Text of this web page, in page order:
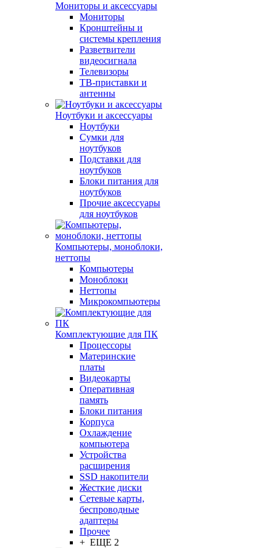
Мониторы и аксессуары
Мониторы
Кронштейны и
системы крепления
Разветвители
видеосигнала
Телевизоры
ТВ-приставки и
антенны
Ноутбуки и аксессуары
Ноутбуки
Сумки для
ноутбуков
Подставки для
ноутбуков
Блоки питания для
ноутбуков
Прочие аксессуары
для ноутбуков
Компьютеры, моноблоки,
неттопы
Компьютеры
Моноблоки
Неттопы
Микрокомпьютеры
Комплектующие для ПК
Процессоры
Материнские
платы
Видеокарты
Оперативная
память
Блоки питания
Корпуса
Охлаждение
компьютера
Устройства
расширения
SSD накопители
Жесткие диски
Сетевые карты,
беспроводные
адаптеры
Прочее
+ ЕЩЕ 2